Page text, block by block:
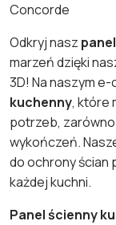
Concorde
Odkryj nasz
marzeń dzięki
3D! Na naszym
kuchenny, które
potrzeb, zarówno
wykończeń.
do ochrony ścian
każdej kuchni.
Panel ścienny